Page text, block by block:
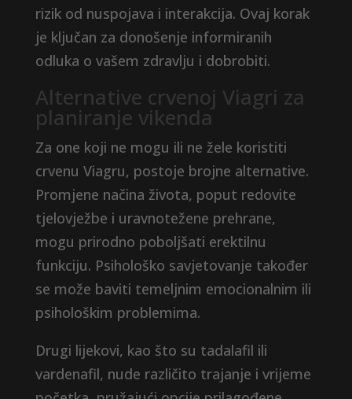
rizik od nuspojava i interakcija. Ovaj korak
je ključan za donošenje informiranih
odluka o vašem zdravlju i dobrobiti.
Alternative crvenoj Viagri za
planiranje vikenda
Za one koji ne mogu ili ne žele koristiti
crvenu Viagru, postoje brojne alternative.
Promjene načina života, poput redovite
tjelovježbe i uravnotežene prehrane,
mogu prirodno poboljšati erektilnu
funkciju. Psihološko savjetovanje također
se može baviti temeljnim emocionalnim ili
psihološkim problemima.
Drugi lijekovi, kao što su tadalafil ili
vardenafil, nude različito trajanje i vrijeme